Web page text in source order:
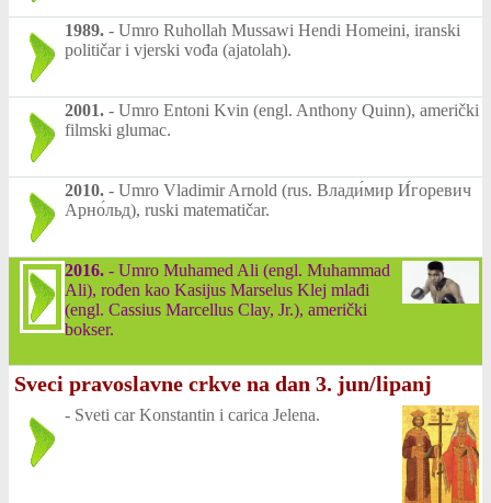
1989. - Umro Ruhollah Mussawi Hendi Homeini, iranski
političar i vjerski vođa (ajatolah).
2001. - Umro Entoni Kvin (engl. Anthony Quinn), američki
filmski glumac.
2010. - Umro Vladimir Arnold (rus. Влади́мир И́горевич
Арно́льд), ruski matematičar.
2016. - Umro Muhamed Ali (engl. Muhammad
Ali), rođen kao Kasijus Marselus Klej mlađi
(engl. Cassius Marcellus Clay, Jr.), američki
bokser.
Sveci pravoslavne crkve na dan 3. jun/lipanj
- Sveti car Konstantin i carica Jelena.